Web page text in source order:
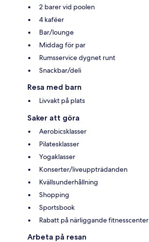
2 barer vid poolen
4 kaféer
Bar/lounge
Middag för par
Rumsservice dygnet runt
Snackbar/deli
Resa med barn
Livvakt på plats
Saker att göra
Aerobicsklasser
Pilatesklasser
Yogaklasser
Konserter/liveuppträdanden
Kvällsunderhållning
Shopping
Sportsbook
Rabatt på närliggande fitnesscenter
Arbeta på resan